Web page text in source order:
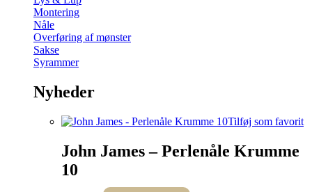
Montering
Nåle
Overføring af mønster
Sakse
Syrammer
Nyheder
Tilføj som favorit
John James – Perlenåle Krumme
10